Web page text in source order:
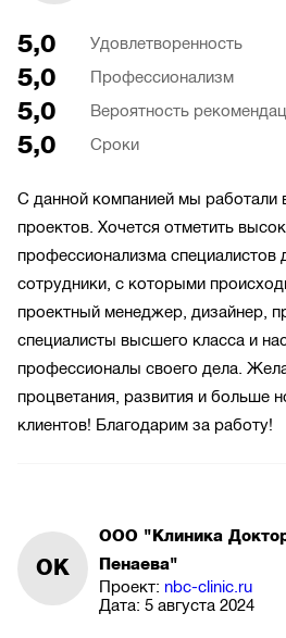
5,0 Удовлетворенность
5,0 Профессионализм
5,0 Вероятность
5,0 Сроки
С данной компанией мы работали
проектов. Хочется отметить
профессионализма специалистов
сотрудники, с которыми
проектный менеджер, дизайнер,
специалисты высшего класса и
профессионалы своего дела.
процветания, развития и больше
клиентов! Благодарим за работу!
ОК
ООО "Клиника
Пенаева"
Проект: nbc-clinic.ru
Дата:5 августа 2024